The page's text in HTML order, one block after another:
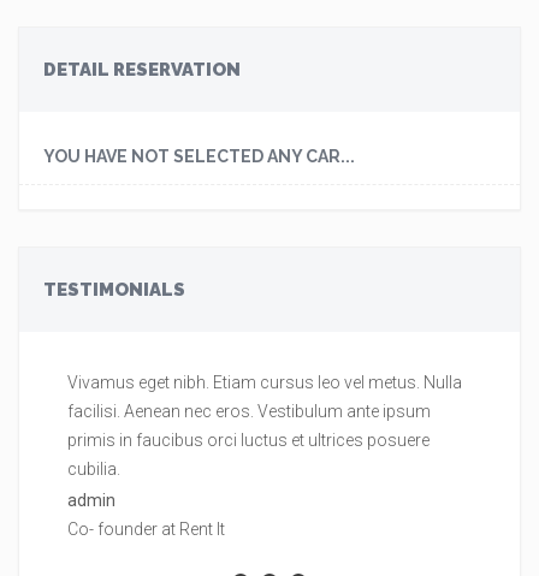
DETAIL RESERVATION
YOU HAVE NOT SELECTED ANY CAR...
TESTIMONIALS
Vivamus eget nibh. Etiam cursus leo vel metus. Nulla
facilisi. Aenean nec eros. Vestibulum ante ipsum
primis in faucibus orci luctus et ultrices posuere
cubilia.
admin
Co- founder at Rent It